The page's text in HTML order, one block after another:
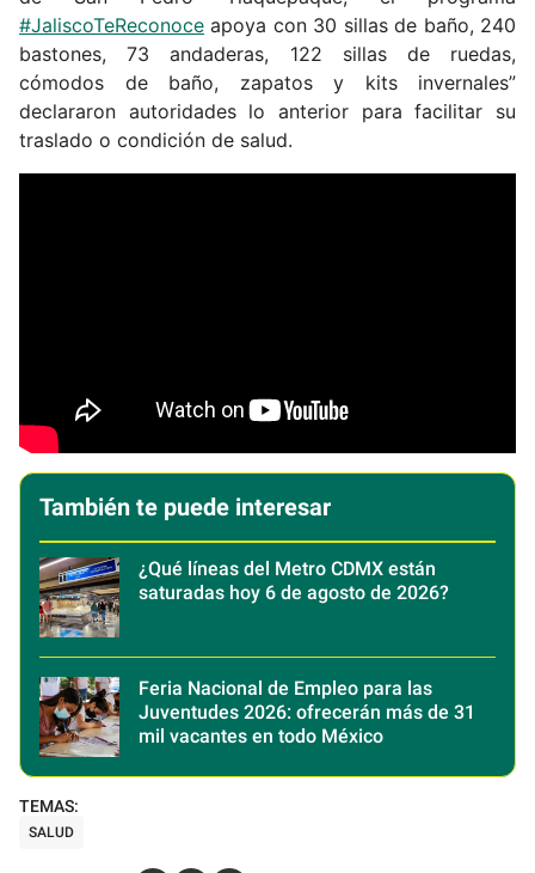
#JaliscoTeReconoce apoya con 30 sillas de baño, 240
bastones, 73 andaderas, 122 sillas de ruedas,
cómodos de baño, zapatos y kits invernales”
declararon autoridades lo anterior para facilitar su
traslado o condición de salud.
También te puede interesar
¿Qué líneas del Metro CDMX están
saturadas hoy 6 de agosto de 2026?
Feria Nacional de Empleo para las
Juventudes 2026: ofrecerán más de 31
mil vacantes en todo México
SALUD